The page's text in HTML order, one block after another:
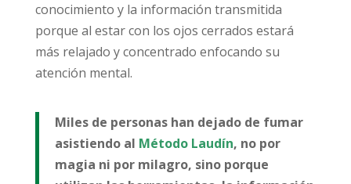
conocimiento y la información transmitida
porque al estar con los ojos cerrados estará
más relajado y concentrado enfocando su
atención mental.
Miles de personas han dejado de fumar
asistiendo al Método Laudín, no por
magia ni por milagro, sino porque